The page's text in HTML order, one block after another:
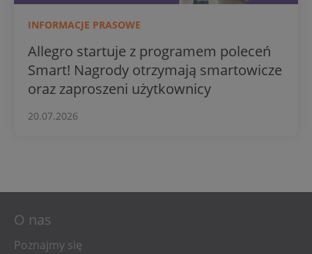
INFORMACJE PRASOWE
Allegro startuje z programem poleceń
Smart! Nagrody otrzymają smartowicze
oraz zaproszeni użytkownicy
20.07.2026
O nas
Poznajmy się